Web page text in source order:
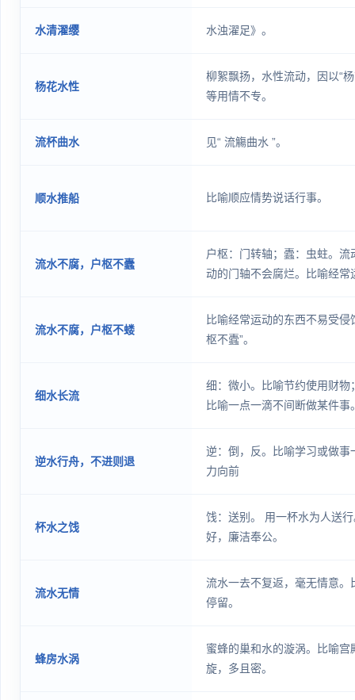
水清濯缨 水浊濯足》。
杨花水性
柳絮飘扬，水性流动，因以“
等用情不专。
流杯曲水 见“ 流觴曲水 ”。
顺水推船 比喻顺应情势说话行事。
流水不腐，户枢不蠹
户枢：门转轴；蠹：虫蛀。流
动的门轴不会腐烂。比喻经常
流水不腐，户枢不蝼
比喻经常运动的东西不易受侵
枢不蠹”。
细水长流
细：微小。比喻节约使用财物
比喻一点一滴不间断做某件事
逆水行舟，不进则退
逆：倒，反。比喻学习或做事
力向前
杯水之饯
饯：送别。 用一杯水为人送
好，廉洁奉公。
流水无情
流水一去不复返，毫无情意。
停留。
蜂房水涡
蜜蜂的巢和水的漩涡。比喻宫
旋，多且密。